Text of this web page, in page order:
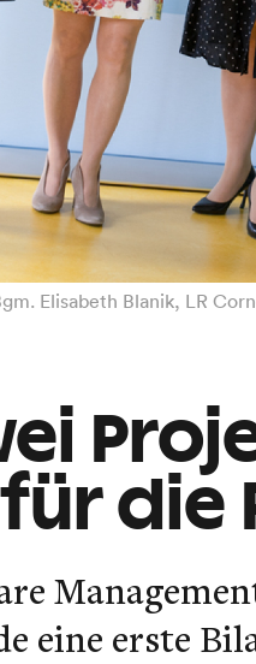
Elisabeth Blanik, LR
die
eine erste